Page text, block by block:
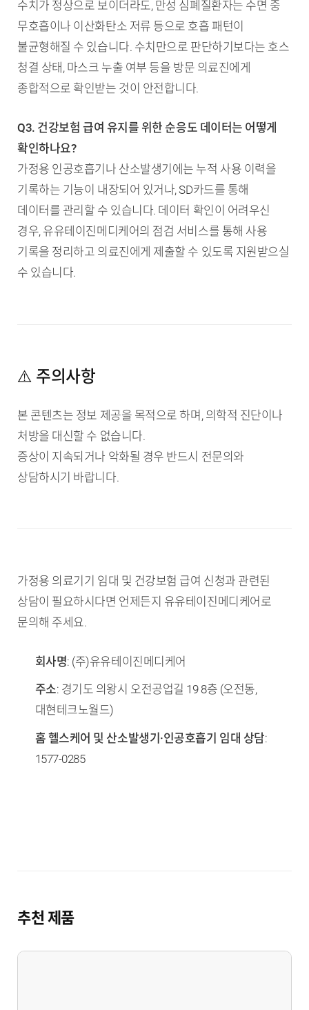
수치가 정상으로 보이더라도, 만성 심폐질환자는 수면 중
무호흡이나 이산화탄소 저류 등으로 호흡 패턴이
불균형해질 수 있습니다. 수치만으로 판단하기보다는 호스
청결 상태, 마스크 누출 여부 등을 방문 의료진에게
종합적으로 확인받는 것이 안전합니다.
Q3. 건강보험 급여 유지를 위한 순응도 데이터는 어떻게
확인하나요?
가정용 인공호흡기나 산소발생기에는 누적 사용 이력을
기록하는 기능이 내장되어 있거나, SD카드를 통해
데이터를 관리할 수 있습니다. 데이터 확인이 어려우신
경우, 유유테이진메디케어의 점검 서비스를 통해 사용
기록을 정리하고 의료진에게 제출할 수 있도록 지원받으실
수 있습니다.
⚠️ 주의사항
본 콘텐츠는 정보 제공을 목적으로 하며, 의학적 진단이나
처방을 대신할 수 없습니다.
증상이 지속되거나 악화될 경우 반드시 전문의와
상담하시기 바랍니다.
가정용 의료기기 임대 및 건강보험 급여 신청과 관련된
상담이 필요하시다면 언제든지 유유테이진메디케어로
문의해 주세요.
회사명: (주)유유테이진메디케어
주소: 경기도 의왕시 오전공업길 19 8층 (오전동,
대현테크노월드)
홈 헬스케어 및 산소발생기·인공호흡기 임대 상담:
1577-0285
추천 제품